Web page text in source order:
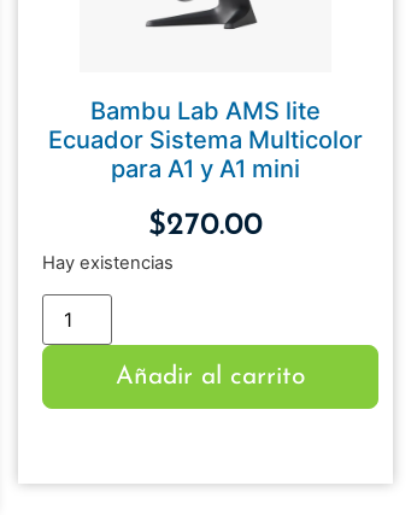
Bambu Lab AMS lite
Ecuador Sistema Multicolor
para A1 y A1 mini
$270.00
Hay existencias
Añadir al carrito